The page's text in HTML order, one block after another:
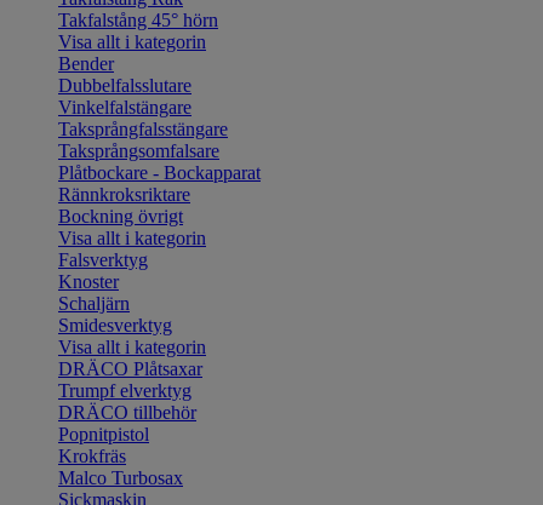
Takfalstång 45° hörn
Visa allt i kategorin
Bender
Dubbelfalsslutare
Vinkelfalstängare
Taksprångfalsstängare
Taksprångsomfalsare
Plåtbockare - Bockapparat
Rännkroksriktare
Bockning övrigt
Visa allt i kategorin
Falsverktyg
Knoster
Schaljärn
Smidesverktyg
Visa allt i kategorin
DRÄCO Plåtsaxar
Trumpf elverktyg
DRÄCO tillbehör
Popnitpistol
Krokfräs
Malco Turbosax
Sickmaskin